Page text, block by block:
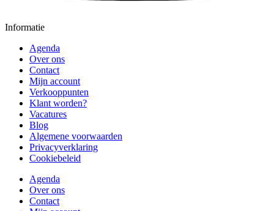
Informatie
Agenda
Over ons
Contact
Mijn account
Verkooppunten
Klant worden?
Vacatures
Blog
Algemene voorwaarden
Privacyverklaring
Cookiebeleid
Agenda
Over ons
Contact